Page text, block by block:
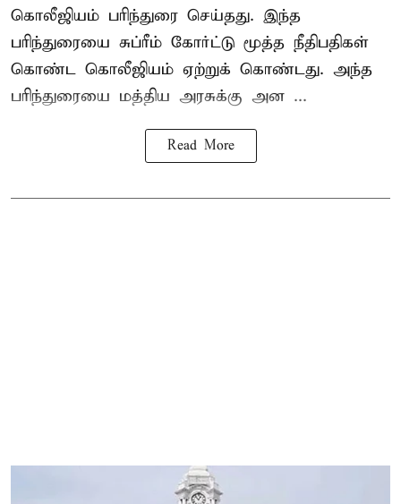
கொலீஜியம் பரிந்துரை செய்தது. இந்த
பரிந்துரையை சுப்ரீம் கோர்ட்டு மூத்த நீதிபதிகள்
கொண்ட கொலீஜியம் ஏற்றுக் கொண்டது. அந்த
பரிந்துரையை மத்திய அரசுக்கு அன ...
Read More